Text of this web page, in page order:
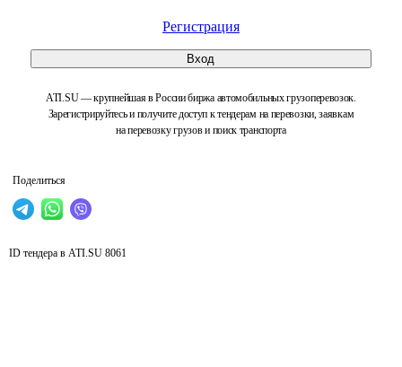
Регистрация
Вход
ATI.SU — крупнейшая в России биржа автомобильных грузоперевозок.
Зарегистрируйтесь и получите доступ к тендерам на перевозки, заявкам
на перевозку грузов и поиск транспорта
Поделиться
ID тендера в ATI.SU 8061